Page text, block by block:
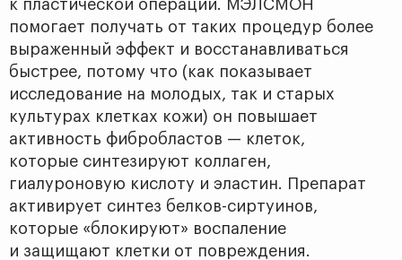
к пластической операции. МЭЛСМОН
помогает получать от таких процедур более
выраженный эффект и восстанавливаться
быстрее, потому что (как показывает
исследование на молодых, так и старых
культурах клетках кожи) он повышает
активность фибробластов — клеток,
которые синтезируют коллаген,
гиалуроновую кислоту и эластин. Препарат
активирует синтез белков-сиртуинов,
которые «блокируют» воспаление
и защищают клетки от повреждения.